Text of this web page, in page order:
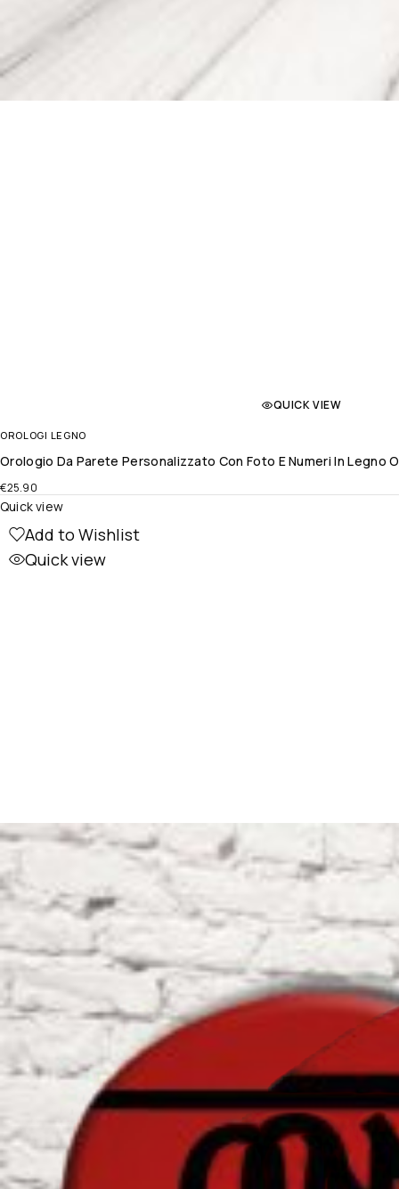
QUICK VIEW
OROLOGI LEGNO
Orologio Da Parete Personalizzato Con Foto E Numeri In Legno
€25.90
Add to Wishlist
Quick view
Quick view